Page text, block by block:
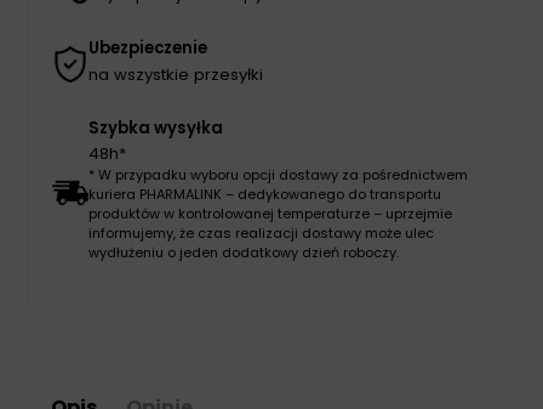
Ubezpieczenie
na wszystkie przesyłki
Szybka wysyłka
48h*
* W przypadku wyboru opcji dostawy za pośrednictwem
kuriera PHARMALINK – dedykowanego do transportu
produktów w kontrolowanej temperaturze – uprzejmie
informujemy, że czas realizacji dostawy może ulec
wydłużeniu o jeden dodatkowy dzień roboczy.